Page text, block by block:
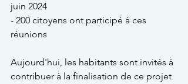
juin 2024
- 200 citoyens ont participé à ces
réunions
Aujourd'hui, les habitants sont invités à
contribuer à la finalisation de ce projet